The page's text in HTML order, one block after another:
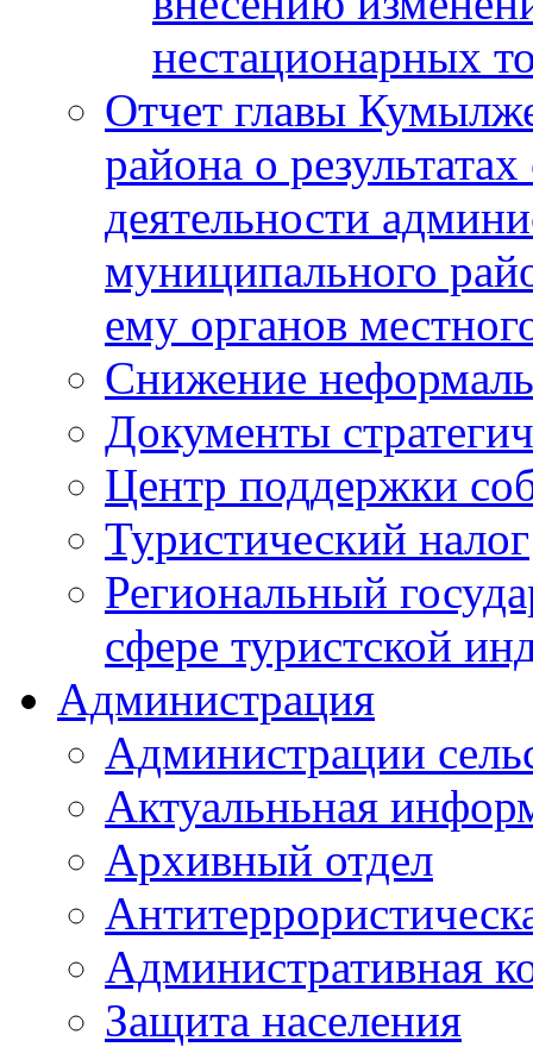
нестационарных
Отчет главы
района о
деятельности
муниципального
ему органов
Снижение
Документы
Центр поддержки
Туристический налог
Региональный
сфере туристской
Администрация
Администрации
Актуальньная
Архивный отдел
Административная
Защита населения